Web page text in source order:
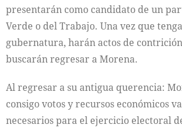
presentarán como candidato de un
Verde o del Trabajo. Una vez que
gubernatura, harán actos de
buscarán regresar a Morena.
Al regresar a su antigua querencia:
consigo votos y recursos económicos
necesarios para el ejercicio electoral